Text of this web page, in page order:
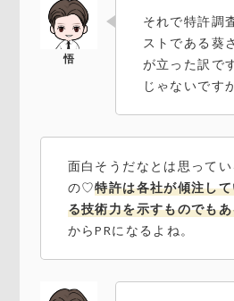
それで特許調
ストである葵
が立った訳で
じゃないです
面白そうだなとは思ってい
の♡特許は各社が傾注し
る技術力を示すものでも
からPRになるよね。